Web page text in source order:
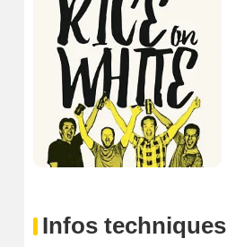
Infos techniques